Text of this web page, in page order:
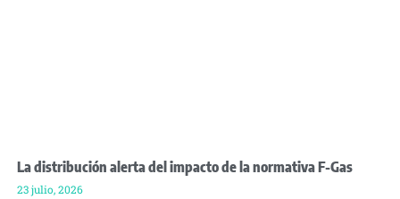
La distribución alerta del impacto de la normativa F-Gas
23 julio, 2026